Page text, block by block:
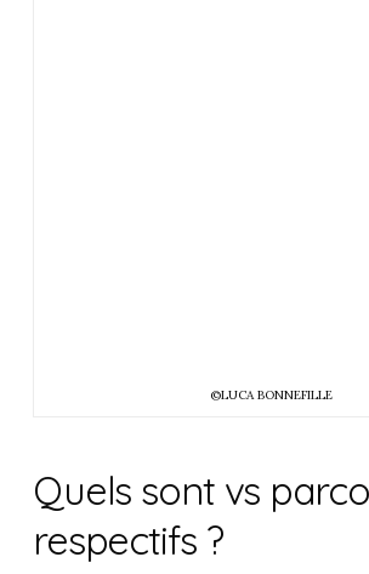
©LUCA BONNEFILLE
Quels sont vs
respectifs ?